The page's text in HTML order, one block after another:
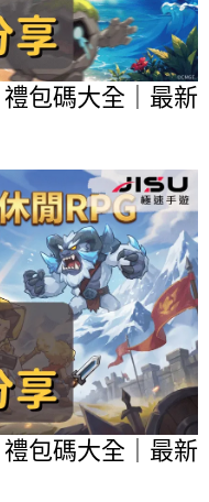
禮包碼大全｜最新
禮包碼大全｜最新